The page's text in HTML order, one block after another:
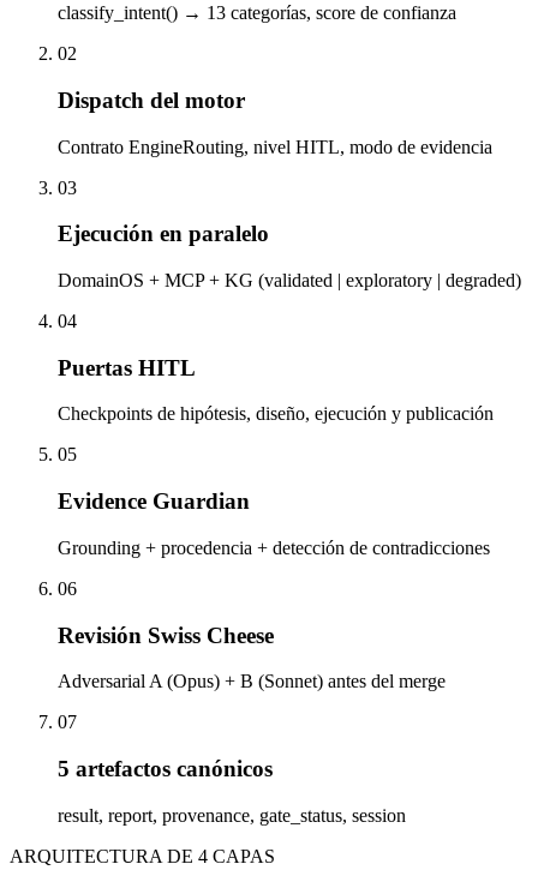
classify_intent() → 13 categorías, score de confianza
02
Dispatch del motor
Contrato EngineRouting, nivel HITL, modo de evidencia
03
Ejecución en paralelo
DomainOS + MCP + KG (validated | exploratory | degraded)
04
Puertas HITL
Checkpoints de hipótesis, diseño, ejecución y publicación
05
Evidence Guardian
Grounding + procedencia + detección de contradicciones
06
Revisión Swiss Cheese
Adversarial A (Opus) + B (Sonnet) antes del merge
07
5 artefactos canónicos
result, report, provenance, gate_status, session
ARQUITECTURA DE 4 CAPAS